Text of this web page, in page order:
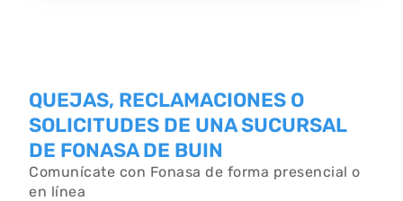
QUEJAS, RECLAMACIONES O
SOLICITUDES DE UNA SUCURSAL
DE FONASA DE BUIN
Comunícate con Fonasa de forma presencial o
en línea